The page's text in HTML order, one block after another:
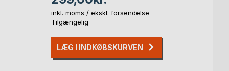
inkl. moms / ekskl. forsendelse
Tilgængelig
LÆG I INDKØBSKURVEN